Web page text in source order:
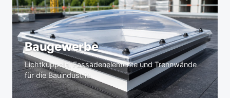
Baugewerbe
Lichtkuppeln, Fassadenelemente und Trennwände
für die Bauindustrie.